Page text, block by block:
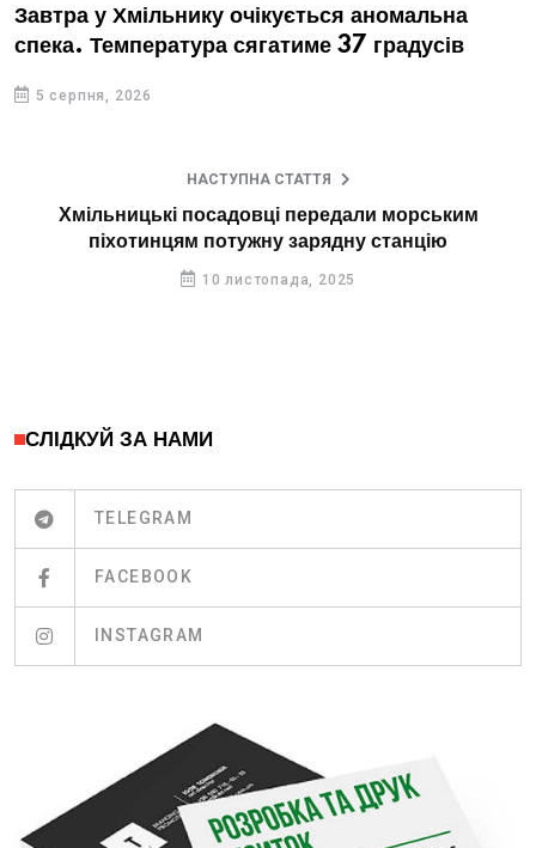
Завтра у Хмільнику очікується аномальна
спека. Температура сягатиме 37 градусів
5 серпня, 2026
НАСТУПНА СТАТТЯ
Хмільницькі посадовці передали морським
піхотинцям потужну зарядну станцію
10 листопада, 2025
СЛІДКУЙ ЗА НАМИ
TELEGRAM
FACEBOOK
INSTAGRAM